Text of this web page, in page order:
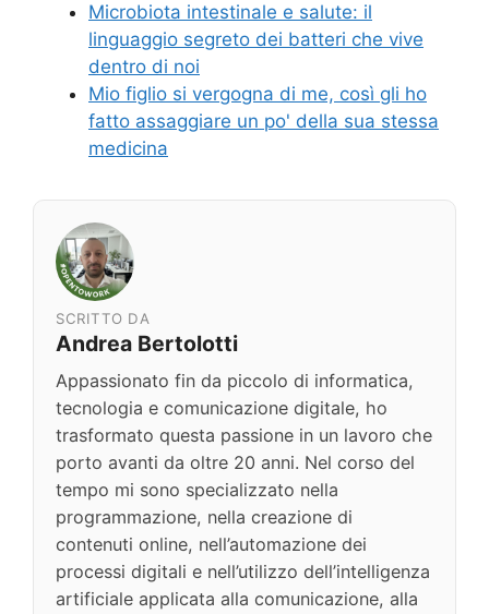
Microbiota intestinale e salute: il
linguaggio segreto dei batteri che vive
dentro di noi
Mio figlio si vergogna di me, così gli ho
fatto assaggiare un po' della sua stessa
medicina
SCRITTO DA
Andrea Bertolotti
Appassionato fin da piccolo di informatica,
tecnologia e comunicazione digitale, ho
trasformato questa passione in un lavoro che
porto avanti da oltre 20 anni. Nel corso del
tempo mi sono specializzato nella
programmazione, nella creazione di
contenuti online, nell’automazione dei
processi digitali e nell’utilizzo dell’intelligenza
artificiale applicata alla comunicazione, alla